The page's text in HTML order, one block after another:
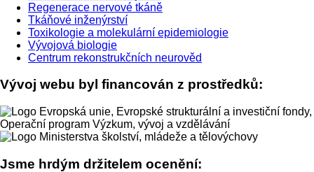
Regenerace nervové tkáně
Tkáňové inženýrství
Toxikologie a molekulární epidemiologie
Vývojová biologie
Centrum rekonstrukčních neurověd
Vývoj webu byl financován z prostředků:
Jsme hrdým držitelem ocenění: